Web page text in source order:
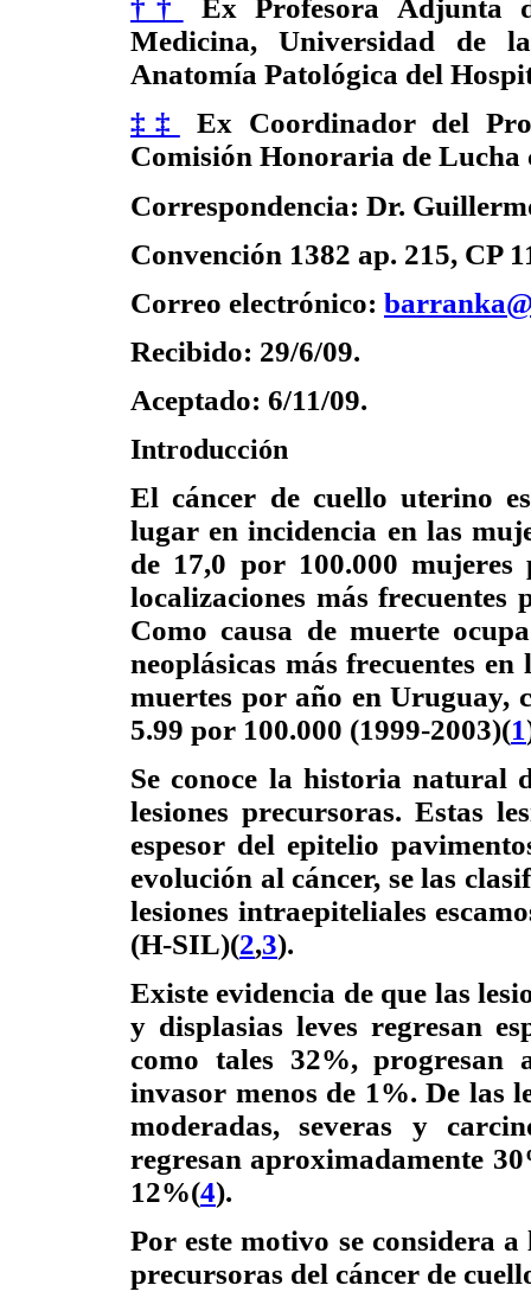
††
Ex Profesora Adjunta
Medicina, Universidad de
Anatomía Patológica del
‡‡
Ex Coordinador del
Comisión Honoraria de Lucha
Correspondencia: Dr.
Convención 1382 ap. 215, CP
Correo electrónico:
Recibido: 29/6/09.
Aceptado: 6/11/09.
Introducción
El cáncer de cuello uterino
lugar en incidencia en las
de 17,0 por 100.000
localizaciones más
Como causa de muerte
neoplásicas más frecuentes
muertes por año en Uruguay,
5.99 por 100.000 (1999-2003)(1
Se conoce la historia natural
lesiones precursoras. Estas
espesor del epitelio
evolución al cáncer, se las
lesiones intraepiteliales
(H-SIL)(2,3).
Existe evidencia de que las
y displasias leves regresan
como tales 32%,
invasor menos de 1%. De las
moderadas, severas y
regresan aproximadamente
12%(4).
Por este motivo se considera
precursoras del cáncer de